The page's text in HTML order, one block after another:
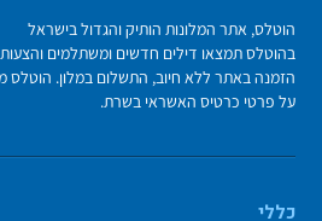
הוטלס, אתר המלונות הותיק והגדול בישראל
בהוטלס תמצאו דילים חדשים ומשתלמים
על פרטי כרטיס האשראי בשרת.
כללי